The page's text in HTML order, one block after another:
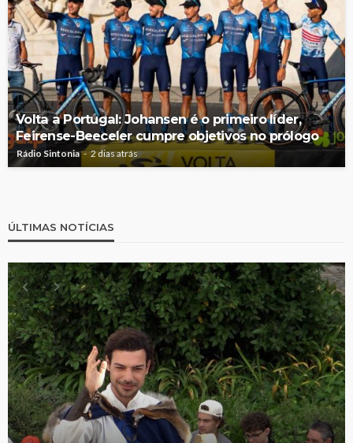
Volta a Portugal: Johansen é o primeiro líder,
Feirense-Beeceler cumpre objetivos no prólogo
Rádio Sintonia 2 dias atrás
ÚLTIMAS NOTÍCIAS